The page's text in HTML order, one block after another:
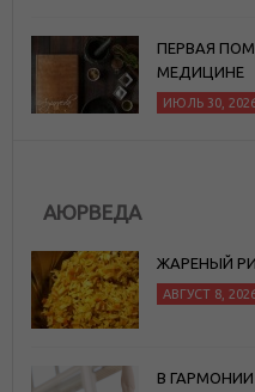
ПЕРВАЯ
МЕДИЦИНЕ
ИЮЛЬ 30,
АЮРВЕДА
ЖАРЕНЫЙ
АВГУСТ 8,
В